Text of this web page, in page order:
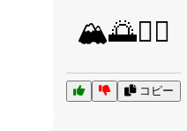
🏔️🌅🚶‍♂️
コピー